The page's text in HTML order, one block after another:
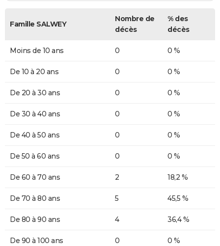
Famille SALWEY
Nombre de
décès
% des
décès
Moins de 10 ans 0 0 %
De 10 à 20 ans 0 0 %
De 20 à 30 ans 0 0 %
De 30 à 40 ans 0 0 %
De 40 à 50 ans 0 0 %
De 50 à 60 ans 0 0 %
De 60 à 70 ans 2 18,2 %
De 70 à 80 ans 5 45,5 %
De 80 à 90 ans 4 36,4 %
De 90 à 100 ans 0 0 %